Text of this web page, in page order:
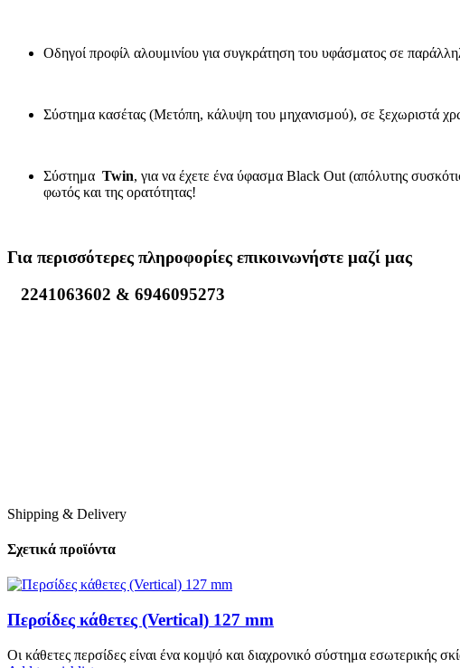
Οδηγοί προφίλ αλουμινίου για συγκράτηση του υφάσματος σε
Σύστημα κασέτας (Μετόπη, κάλυψη του μηχανισμού), σε ξεχωριστά
Σύστημα Twin, για να έχετε ένα ύφασμα Black Out (απόλυτης
φωτός και της ορατότητας!
Για περισσότερες πληροφορίες επικοινωνήστε μαζί μας
2241063602 & 6946095273
Shipping & Delivery
Σχετικά προϊόντα
Περσίδες κάθετες (Vertical) 127 mm
Οι κάθετες περσίδες είναι ένα κομψό και διαχρονικό σύστημα εσωτερικής